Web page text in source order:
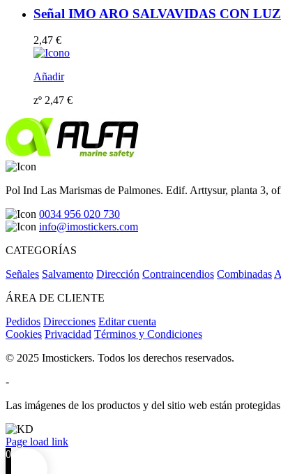
Señal IMO ARO SALVAVIDAS CON
2,47 €
Añadir
zº 2,47 €
Pol Ind Las Marismas de Palmones. Edif. Arttysur, planta 3,
0034 956 020 730
info@imostickers.com
CATEGORÍAS
Señales Salvamento Dirección Contraincendios Combinadas
ÁREA DE CLIENTE
Pedidos Direcciones Editar cuenta
Cookies Privacidad Términos y Condiciones
© 2025 Imostickers. Todos los derechos reservados.
-
Las imágenes de los productos y del sitio web están
Facebook
Twitter
Instagram
Pinterest
Page load link
0